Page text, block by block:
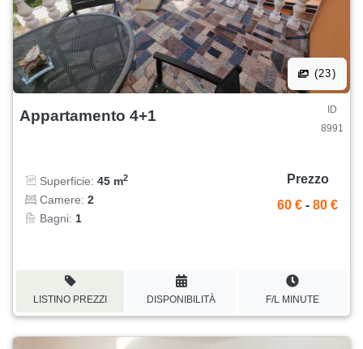
(23)
Appartamento 4+1
ID
8991
Superficie: 45 m2
Camere: 2
Bagni: 1
Prezzo
60 € - 80 €
LISTINO PREZZI DISPONIBILITÀ F/L MINUTE